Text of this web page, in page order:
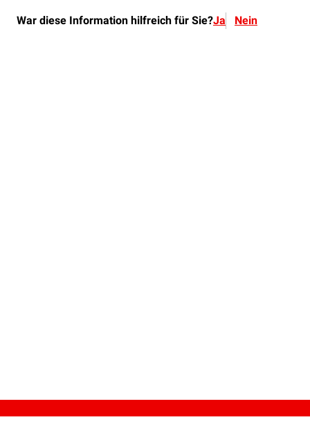
War diese Information hilfreich für Sie?Ja Nein